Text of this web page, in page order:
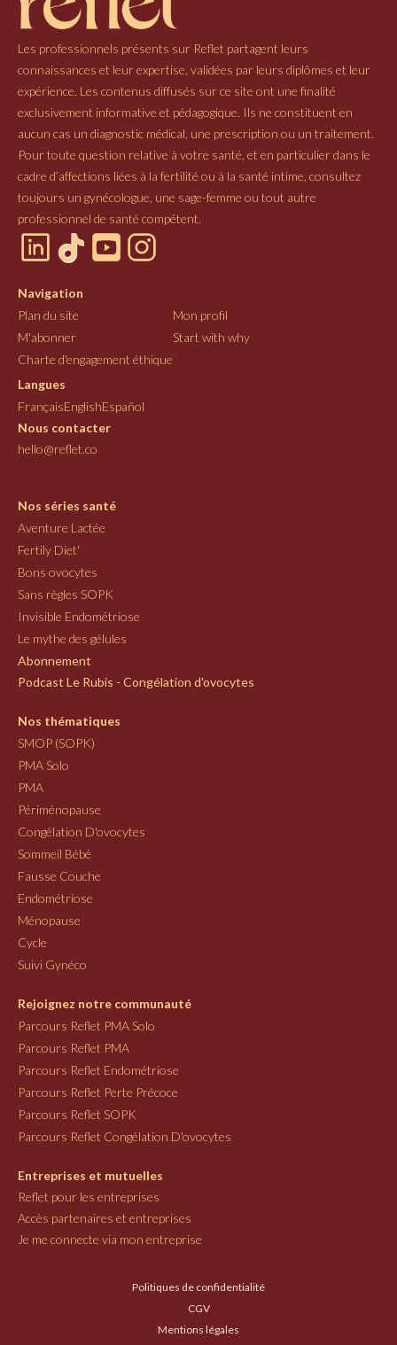
Les professionnels présents sur Reflet partagent leurs
connaissances et leur expertise, validées par leurs diplômes et leur
expérience. Les contenus diffusés sur ce site ont une finalité
exclusivement informative et pédagogique. Ils ne constituent en
aucun cas un diagnostic médical, une prescription ou un traitement.
Pour toute question relative à votre santé, et en particulier dans le
cadre d’affections liées à la fertilité ou à la santé intime, consultez
toujours un gynécologue, une sage-femme ou tout autre
professionnel de santé compétent.
Navigation
Plan du site
Mon profil
M'abonner
Start with why
Charte d'engagement éthique
Langues
FrançaisEnglishEspañol
Nous contacter
hello@reflet.co
Nos séries santé
Aventure Lactée
Fertily Diet'
Bons ovocytes
Sans règles SOPK
Invisible Endométriose
Le mythe des gélules
Abonnement
Podcast Le Rubis - Congélation d'ovocytes
Nos thématiques
SMOP (SOPK)
PMA Solo
PMA
Périménopause
Congélation D'ovocytes
Sommeil Bébé
Fausse Couche
Endométriose
Ménopause
Cycle
Suivi Gynéco
Rejoignez notre communauté
Parcours Reflet PMA Solo
Parcours Reflet PMA
Parcours Reflet Endométriose
Parcours Reflet Perte Précoce
Parcours Reflet SOPK
Parcours Reflet Congélation D'ovocytes
Entreprises et mutuelles
Reflet pour les entreprises
Accès partenaires et entreprises
Je me connecte via mon entreprise
Politiques de confidentialité
CGV
Mentions légales